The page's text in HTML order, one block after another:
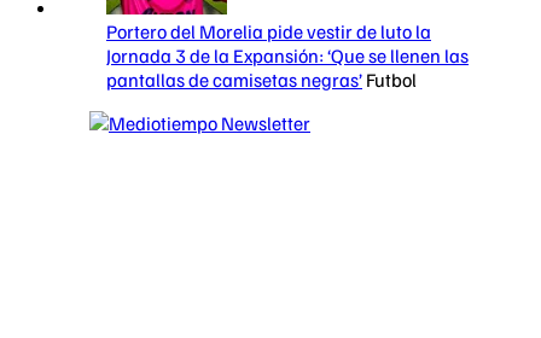
Portero del Morelia pide vestir de luto la
Jornada 3 de la Expansión: ‘Que se llenen las
pantallas de camisetas negras’ Futbol